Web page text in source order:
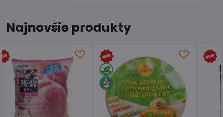
Najnovšie produkty